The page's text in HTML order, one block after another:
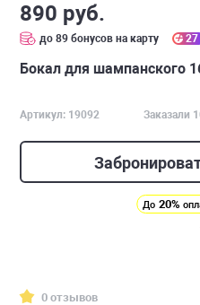
890 руб.
до 89 бонусов на карту 27
Бокал для шампанского
Артикул: 19092 Заказали
До 20%
0 отзывов